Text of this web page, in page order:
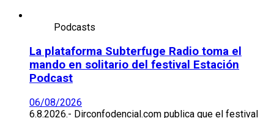
Podcasts
La plataforma Subterfuge Radio toma el
mando en solitario del festival Estación
Podcast
06/08/2026
6.8.2026.- Dirconfodencial.com publica que el festival